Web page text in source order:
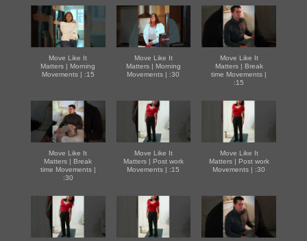
Move Like It
Matters | Morning
Movements | :15
Move Like It
Matters | Morning
Movements | :30
Move Like It
Matters | Break
time Movements |
:15
Move Like It
Matters | Break
time Movements |
:30
Move Like It
Matters | Post work
Movements | :15
Move Like It
Matters | Post work
Movements | :30